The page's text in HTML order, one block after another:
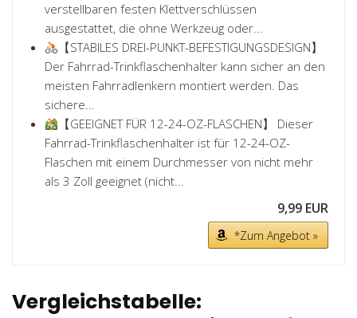
verstellbaren festen Klettverschlüssen
ausgestattet, die ohne Werkzeug oder...
【STABILES DREI-PUNKT-BEFESTIGUNGSDESIGN】
Der Fahrrad-Trinkflaschenhalter kann sicher an den
meisten Fahrradlenkern montiert werden. Das
sichere...
【GEEIGNET FÜR 12-24-OZ-FLASCHEN】 Dieser
Fahrrad-Trinkflaschenhalter ist für 12-24-OZ-
Flaschen mit einem Durchmesser von nicht mehr
als 3 Zoll geeignet (nicht...
9,99 EUR
*Zum Angebot »
Vergleichstabelle: